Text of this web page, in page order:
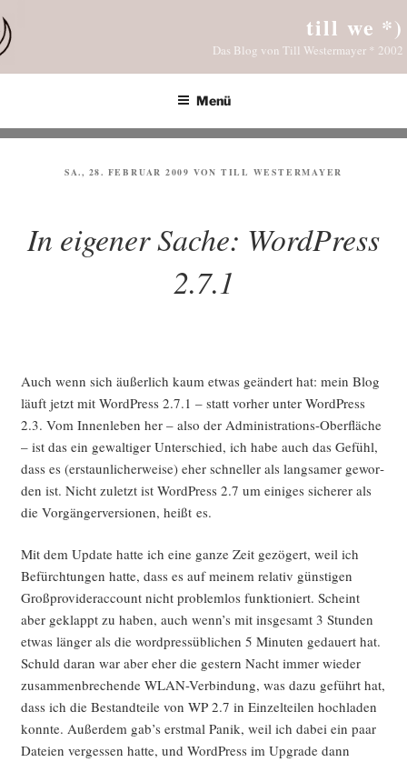
Inhalt
springen
till we *)
Das Blog von Till Westermayer * 2002
Menü
VERÖFFENTLICHT
SA., 28. FEBRUAR 2009 VON TILL WESTERMAYER
In eigener Sache: WordPress
2.7.1
Auch wenn sich äußer­lich kaum etwas geän­dert hat: mein Blog
läuft jetzt mit Word­Press 2.7.1 – statt vor­her unter Word­Press
2.3. Vom Innen­le­ben her – also der Admi­nis­tra­ti­ons-Ober­flä­che
– ist das ein gewal­ti­ger Unter­schied, ich habe auch das Gefühl,
dass es (erstaun­li­cher­wei­se) eher schnel­ler als lang­sa­mer gewor­
den ist. Nicht zuletzt ist Word­Press 2.7 um eini­ges siche­rer als
die Vor­gän­ger­ver­sio­nen, heißt es.
Mit dem Update hat­te ich eine gan­ze Zeit gezö­gert, weil ich
Befürch­tun­gen hat­te, dass es auf mei­nem rela­tiv güns­ti­gen
Groß­pro­vi­der­ac­count nicht pro­blem­los funk­tio­niert. Scheint
aber geklappt zu haben, auch wenn’s mit ins­ge­samt 3 Stun­den
etwas län­ger als die word­press­üb­li­chen 5 Minu­ten gedau­ert hat.
Schuld dar­an war aber eher die ges­tern Nacht immer wie­der
zusam­men­bre­chen­de WLAN-Ver­bin­dung, was dazu geführt hat,
dass ich die Bestand­tei­le von WP 2.7 in Ein­zel­tei­len hoch­la­den
konn­te. Außer­dem gab’s erst­mal Panik, weil ich dabei ein paar
Datei­en ver­ges­sen hat­te, und Word­Press im Upgrade dann